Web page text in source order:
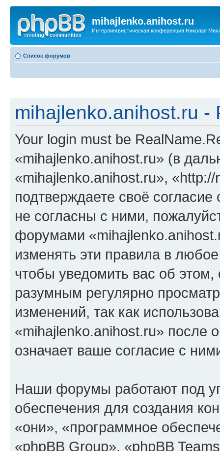
mihajlenko.anihost.ru
Интерлингвистическая конференция Николая
Список форумов
mihajlenko.anihost.ru -
Your login must be
«mihajlenko.anihost.ru» (в
«mihajlenko.anihost.ru»,
подтверждаете своё
не согласны с ними,
форумами
изменять эти правила в
чтобы уведомить вас об
разумным регулярно
изменений, так как
«mihajlenko.anihost.ru» после
означает ваше согласие с
Наши форумы работают под
обеспечения для создания
«они», «программное
«phpBB Group», «phpBB